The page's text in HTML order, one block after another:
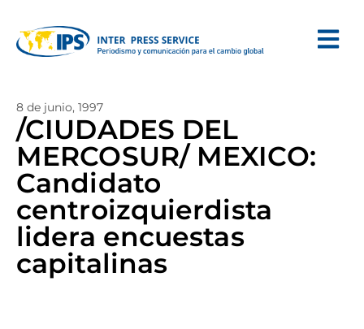
8 de junio, 1997
/CIUDADES DEL
MERCOSUR/ MEXICO:
Candidato
centroizquierdista
lidera encuestas
capitalinas